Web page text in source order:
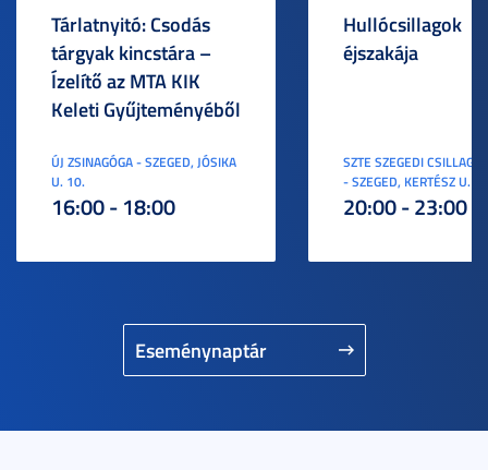
Eseménynaptár
Tárlatnyitó: Csodás
tárgyak kincstára –
Ízelítő az MTA KIK
Keleti Gyűjteményéből
ÚJ ZSINAGÓGA - SZEGED, JÓSIKA
U. 10.
16:00 - 18:00
Hullócsillagok
éjszakája
SZTE SZEGEDI
- SZEGED, KERTÉSZ U. 3.
20:00 - 23:00